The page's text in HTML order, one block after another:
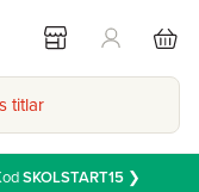
titlar
SKOLSTART15❯